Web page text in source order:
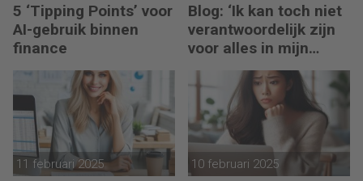
5 ‘Tipping Points’ voor
AI-gebruik binnen
finance
Blog: ‘Ik kan toch niet
verantwoordelijk zijn
voor alles in mijn
waardeketen?’
11 februari 2025 10 februari 2025